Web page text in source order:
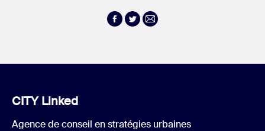
Facebook
Twitter
E-
CITY Linked
Agence de conseil en stratégies urbaines